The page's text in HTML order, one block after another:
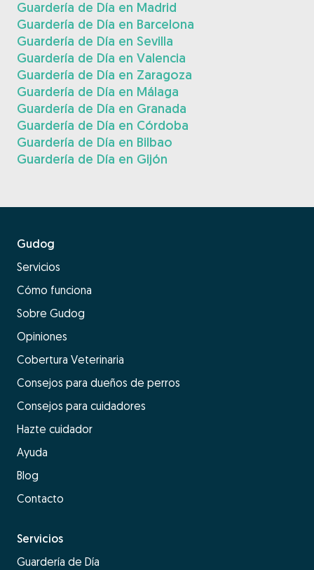
Guardería de Día en Madrid
Guardería de Día en Barcelona
Guardería de Día en Sevilla
Guardería de Día en Valencia
Guardería de Día en Zaragoza
Guardería de Día en Málaga
Guardería de Día en Granada
Guardería de Día en Córdoba
Guardería de Día en Bilbao
Guardería de Día en Gijón
Gudog
Servicios
Cómo funciona
Sobre Gudog
Opiniones
Cobertura Veterinaria
Consejos para dueños de perros
Consejos para cuidadores
Hazte cuidador
Ayuda
Blog
Contacto
Servicios
Guardería de Día